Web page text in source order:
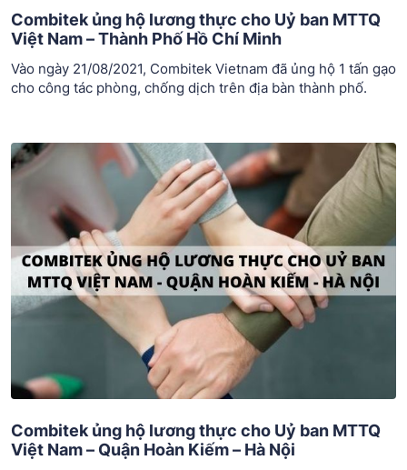
Combitek ủng hộ lương thực cho Uỷ ban MTTQ
Việt Nam – Thành Phố Hồ Chí Minh
Vào ngày 21/08/2021, Combitek Vietnam đã ủng hộ 1 tấn gạo
cho công tác phòng, chống dịch trên địa bàn thành phố.
Combitek ủng hộ lương thực cho Uỷ ban MTTQ
Việt Nam – Quận Hoàn Kiếm – Hà Nội